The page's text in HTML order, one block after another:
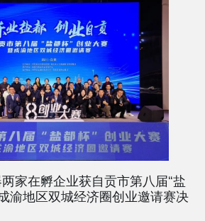
家在孵企业获自贡市第八届“盐
渝地区双城经济圈创业邀请赛决